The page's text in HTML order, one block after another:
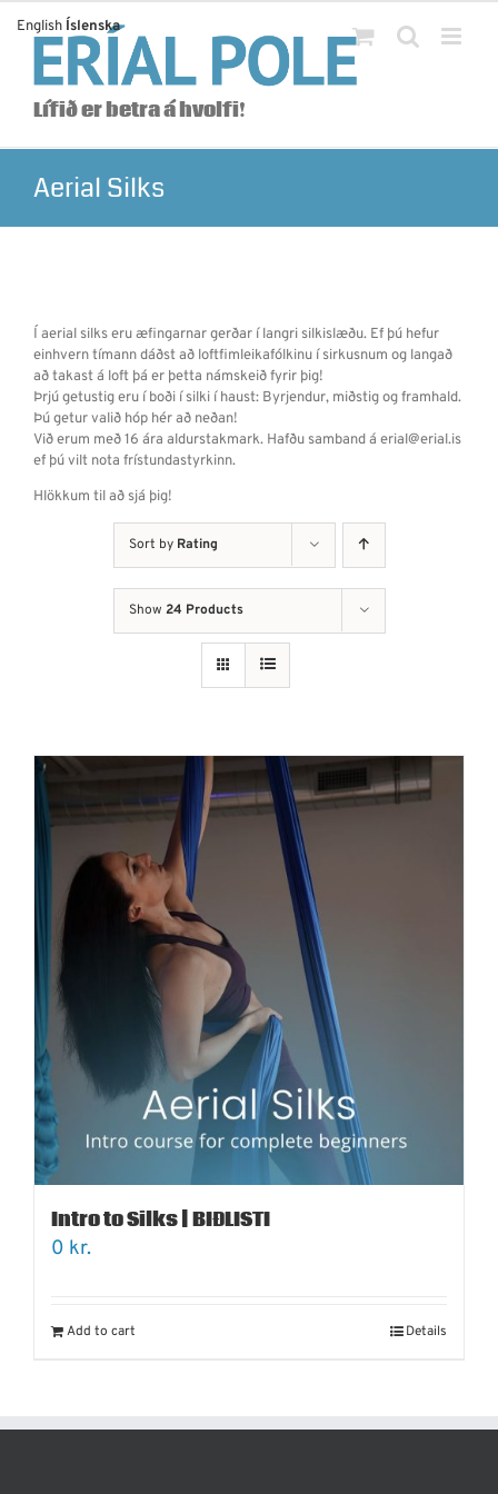
content
Lífið er betra á hvolfi!
Aerial Silks
Í aerial silks eru æfingarnar gerðar í langri silkislæðu. Ef þú hefur
einhvern tímann dáðst að loftfimleikafólkinu í sirkusnum og langað
að takast á loft þá er þetta námskeið fyrir þig!
Þrjú getustig eru í boði í silki í haust: Byrjendur, miðstig og framhald.
Þú getur valið hóp hér að neðan!
Við erum með 16 ára aldurstakmark. Hafðu samband á erial@erial.is
ef þú vilt nota frístundastyrkinn.
Hlökkum til að sjá þig!
Sort by Rating
Show 24 Products
Intro to Silks | BIÐLISTI
0 kr.
Add to cart Details
English Íslenska